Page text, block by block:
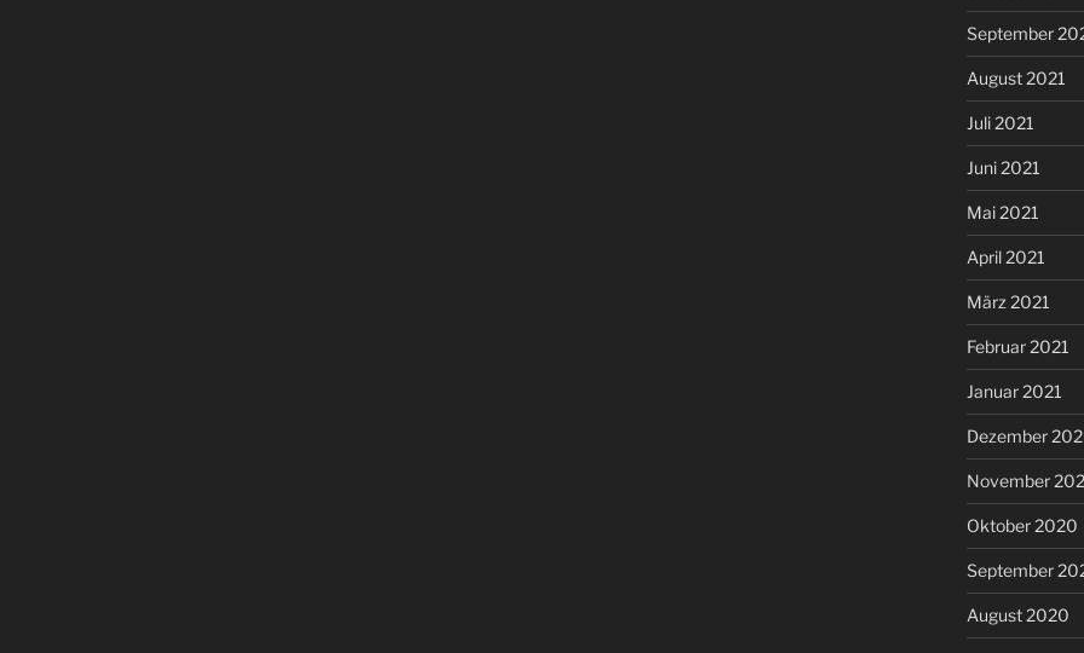
September
August 2021
Juli 2021
Juni 2021
Mai 2021
April 2021
März 2021
Februar 2021
Januar 2021
Dezember
November
Oktober 2020
September
August 2020